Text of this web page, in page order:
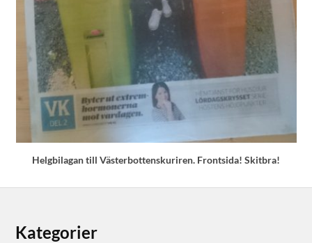
Helgbilagan till Västerbottenskuriren. Frontsida! Skitbra!
Kategorier